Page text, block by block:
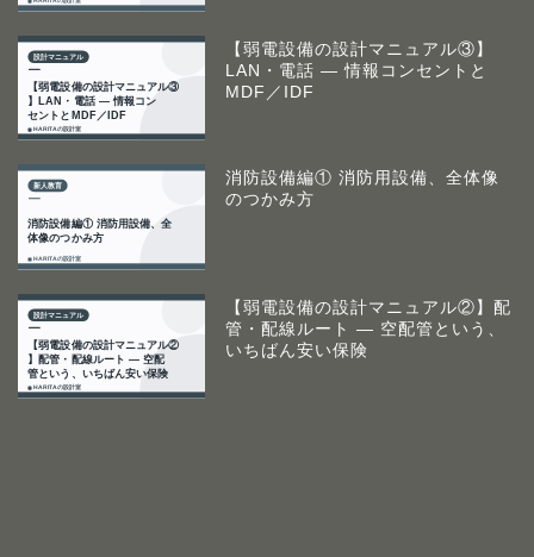
【弱電設備の設計マニュアル③】
LAN・電話 ― 情報コンセントと
MDF／IDF
消防設備編① 消防用設備、全体像
のつかみ方
【弱電設備の設計マニュアル②】配
管・配線ルート ― 空配管という、
いちばん安い保険